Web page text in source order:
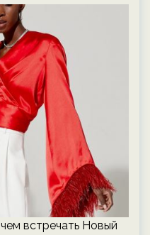
встречать Новый